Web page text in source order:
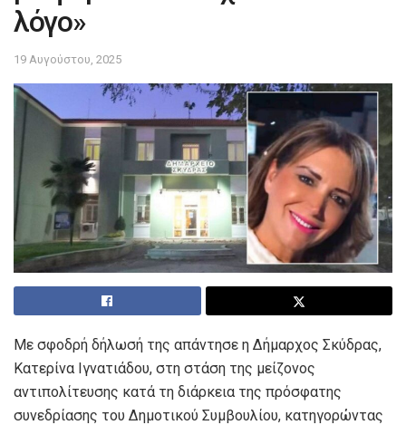
λόγο»
19 Αυγούστου, 2025
Με σφοδρή δήλωσή της απάντησε η Δήμαρχος Σκύδρας,
Κατερίνα Ιγνατιάδου, στη στάση της μείζονος
αντιπολίτευσης κατά τη διάρκεια της πρόσφατης
συνεδρίασης του Δημοτικού Συμβουλίου, κατηγορώντας